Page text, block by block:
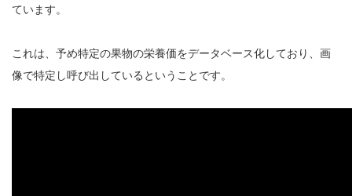
ています。
これは、予め特定の果物の栄養価をデータベース化しており、画
像で特定し呼び出しているということです。